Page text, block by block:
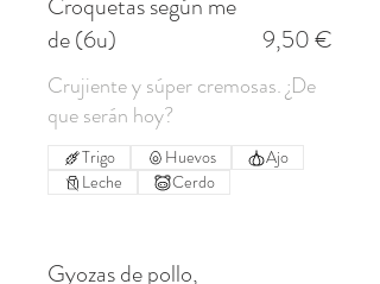
de (6u)
Crujiente y súper cremosas. ¿De
9,50 €
Trigo Huevos
Ajo
Leche
Cerdo
Gyozas de pollo,